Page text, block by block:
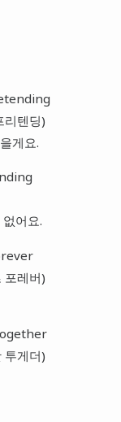
리텐딩)
게요.
어요.
포레버)
투게더)